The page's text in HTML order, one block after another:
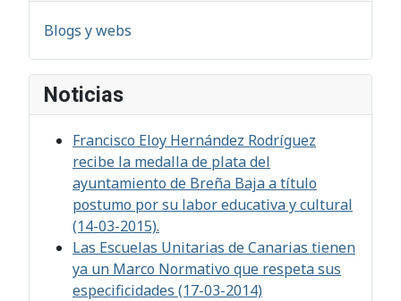
Blogs y webs
Noticias
Francisco Eloy Hernández Rodríguez
recibe la medalla de plata del
ayuntamiento de Breña Baja a título
postumo por su labor educativa y cultural
(14-03-2015).
Las Escuelas Unitarias de Canarias tienen
ya un Marco Normativo que respeta sus
especificidades (17-03-2014)